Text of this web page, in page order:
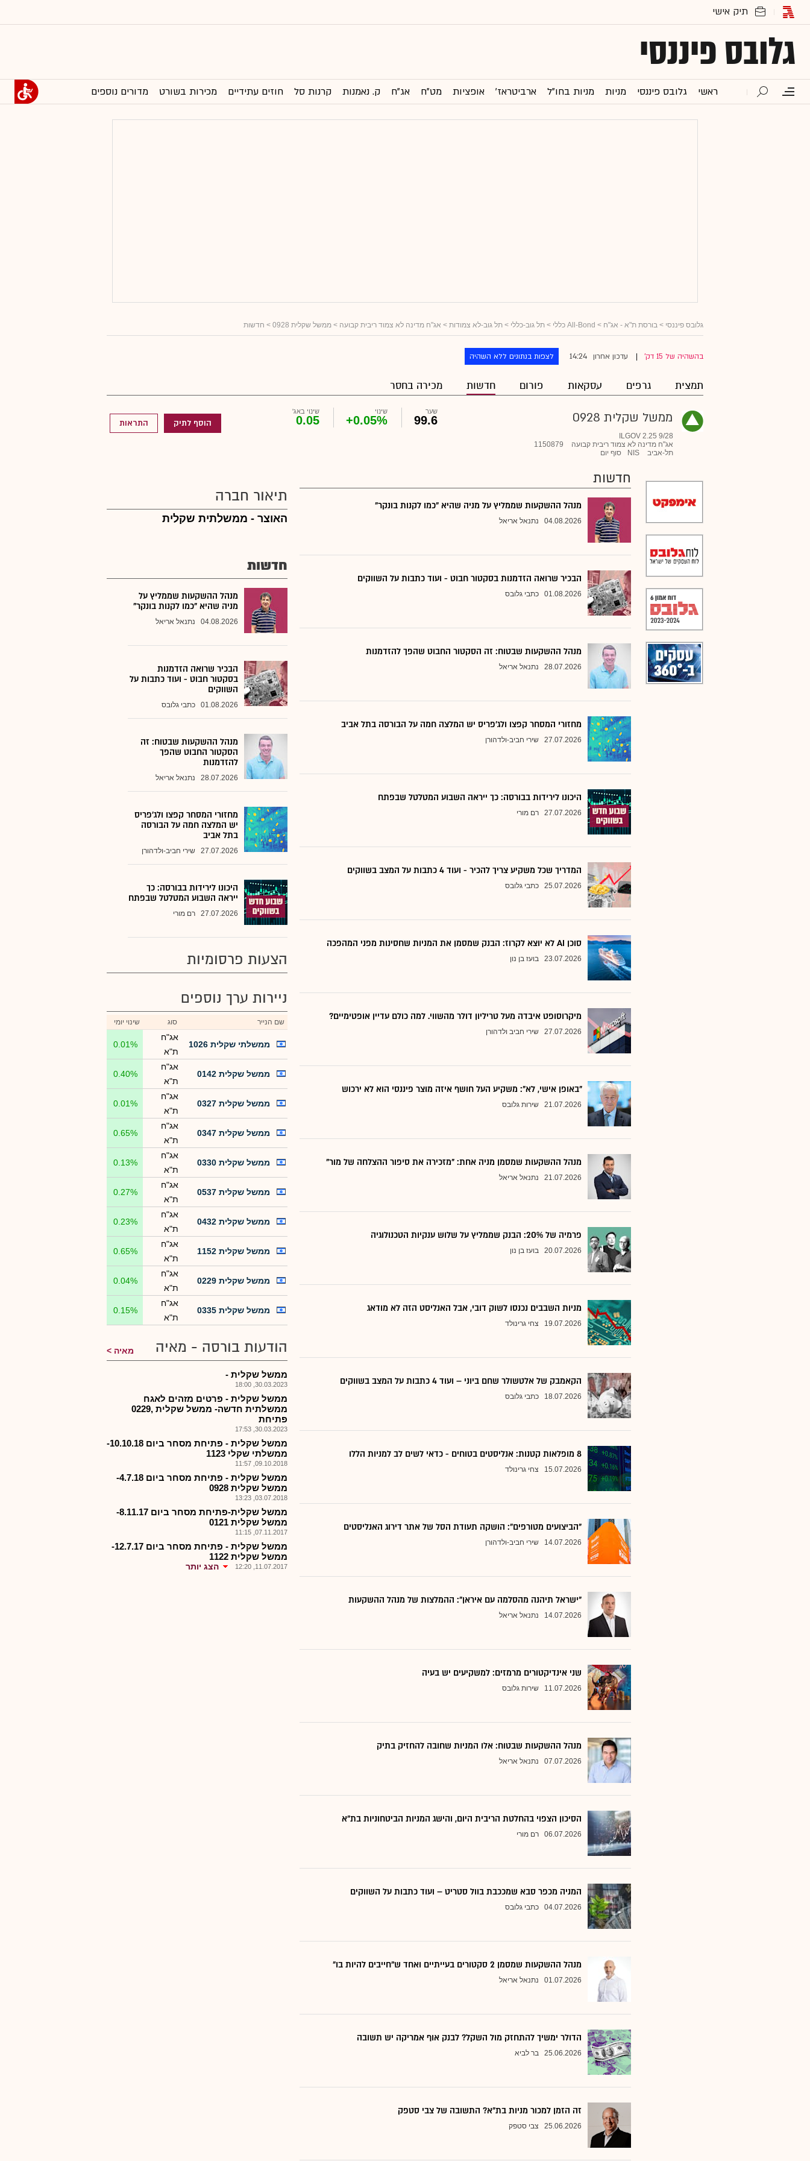
גלובס פיננסי
ראשי גלובס פיננסי מניות מניות בחו"ל ארביטראז' אופציות מט"ח אג"ח ק. נאמנות קרנות סל חוזים עתידיים מכירות בשורט מדורים נוספים
גלובס פיננסי > בורסת ת"א - אג"ח > All-Bond כללי > תל גוב-כללי > תל גוב-לא צמודות > אג"ח מדינה לא צמוד ריבית קבועה > ממשל שקלית 0928 > חדשות
בהשהיה של 15 דק' עדכון אחרון 14:24 לצפות בנתונים ללא השהיה
תמצית גרפים עסקאות פורום חדשות מכירה בחסר
ממשל שקלית 0928
ILGOV 2.25 9/28
אג"ח מדינה לא צמוד ריבית קבועה
1150879
תל-אביב
NIS סוף יום
שער
99.6
שינוי
+0.05%
שינוי באג'
0.05 הוסף לתיק התראות
חדשות
מנהל ההשקעות שממליץ על מניה שהיא "כמו לקנות בונקר"
04.08.2026 נתנאל אריאל
הבכיר שרואה הזדמנות בסקטור חבוט - ועוד כתבות על השווקים
01.08.2026 כתבי גלובס
מנהל ההשקעות שבטוח: זה הסקטור החבוט שהפך להזדמנות
28.07.2026 נתנאל אריאל
מחזורי המסחר קפצו ולג'פריס יש המלצה חמה על הבורסה בתל אביב
27.07.2026 שירי חביב-ולדהורן
היכונו לירידות בבורסה: כך ייראה השבוע המטלטל שבפתח
27.07.2026 רם מורי
המדריך שכל משקיע צריך להכיר - ועוד 4 כתבות על המצב בשווקים
25.07.2026 כתבי גלובס
סוכן AI לא יוצא לקרוז: הבנק שמסמן את המניות שחסינות מפני המהפכה
23.07.2026 בועז בן נון
מיקרוסופט איבדה מעל טריליון דולר מהשווי. למה כולם עדיין אופטימיים?
27.07.2026 שירי חביב ולדהורן
"באופן אישי, לא": משקיע העל חושף איזה מוצר פיננסי הוא לא ירכוש
21.07.2026 שירות גלובס
מנהל ההשקעות שמסמן מניה אחת: "מזכירה את סיפור ההצלחה של מור"
21.07.2026 נתנאל אריאל
פרמיה של 20%: הבנק שממליץ על שלוש ענקיות הטכנולוגיה
20.07.2026 בועז בן נון
מניות השבבים נכנסו לשוק דובי, אבל האנליסט הזה לא מודאג
19.07.2026 צחי גרינולד
הקאמבק של אלטשולר שחם ביוני – ועוד 4 כתבות על המצב בשווקים
18.07.2026 כתבי גלובס
8 מופלאות קטנות: אנליסטים בטוחים - כדאי לשים לב למניות הללו
15.07.2026 צחי גרינולד
"הביצועים מטורפים": הושקה תעודת הסל של אתר דירוג האנליסטים
14.07.2026 שירי חביב-ולדהורן
"ישראל תיהנה מהסלמה עם איראן": ההמלצות של מנהל ההשקעות
14.07.2026 נתנאל אריאל
שני אינדיקטורים מרמזים: למשקיעים יש בעיה
11.07.2026 שירות גלובס
מנהל ההשקעות שבטוח: אלו המניות שחובה להחזיק בתיק
07.07.2026 נתנאל אריאל
הסיכון הצפוי בהחלטת הריבית היום, והישג המניות הביטחוניות בת"א
06.07.2026 רם מורי
המניה מכפר סבא שמככבת בוול סטריט – ועוד כתבות על השווקים
04.07.2026 כתבי גלובס
מנהל ההשקעות שמסמן 2 סקטורים בעייתיים ואחד ש"חייבים להיות בו"
01.07.2026 נתנאל אריאל
הדולר ימשיך להתחזק מול השקל? לבנק אוף אמריקה יש תשובה
25.06.2026 בר לביא
זה הזמן למכור מניות בת"א? התשובה של צבי סטפק
25.06.2026 צבי סטפק
תיאור חברה
האוצר - ממשלתית שקלית
חדשות
מנהל ההשקעות שממליץ על
מניה שהיא "כמו לקנות בונקר"
04.08.2026 נתנאל אריאל
הבכיר שרואה הזדמנות
בסקטור חבוט - ועוד כתבות על
השווקים
01.08.2026 כתבי גלובס
מנהל ההשקעות שבטוח: זה
הסקטור החבוט שהפך
להזדמנות
28.07.2026 נתנאל אריאל
מחזורי המסחר קפצו ולג'פריס
יש המלצה חמה על הבורסה
בתל אביב
27.07.2026 שירי חביב-ולדהורן
היכונו לירידות בבורסה: כך
ייראה השבוע המטלטל שבפתח
27.07.2026 רם מורי
הצעות פרסומיות
ניירות ערך נוספים
שם הנייר סוג שינוי יומי
ממשלתי שקלית 1026
אג"ח
ת"א
0.01%
ממשל שקלית 0142
אג"ח
ת"א
0.40%
ממשל שקלית 0327
אג"ח
ת"א
0.01%
ממשל שקלית 0347
אג"ח
ת"א
0.65%
ממשל שקלית 0330
אג"ח
ת"א
0.13%
ממשל שקלית 0537
אג"ח
ת"א
0.27%
ממשל שקלית 0432
אג"ח
ת"א
0.23%
ממשל שקלית 1152
אג"ח
ת"א
0.65%
ממשל שקלית 0229
אג"ח
ת"א
0.04%
ממשל שקלית 0335
אג"ח
ת"א
0.15%
הודעות בורסה - מאיה מאיה
ממשל שקלית -
30.03.2023, 18:00
ממשל שקלית - פרטים מזהים לאגח
ממשלתית חדשה- ממשל שקלית ,0229
פתיחת
30.03.2023, 17:53
ממשל שקלית - פתיחת מסחר ביום 10.10.18-
ממשלתי שקלי 1123
09.10.2018, 11:57
ממשל שקלית - פתיחת מסחר ביום 4.7.18-
ממשל שקלית 0928
03.07.2018, 13:23
ממשל שקלית-פתיחת מסחר ביום 8.11.17-
ממשל שקלית 0121
07.11.2017, 11:15
ממשל שקלית - פתיחת מסחר ביום 12.7.17-
ממשל שקלית 1122
11.07.2017, 12:20 הצג יותר